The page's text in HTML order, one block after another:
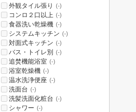
外観タイル張り (-)
コンロ２口以上 (-)
食器洗い乾燥機 (-)
システムキッチン (-)
対面式キッチン (-)
バス・トイレ別 (-)
追焚機能浴室 (-)
浴室乾燥機 (-)
温水洗浄便座 (-)
洗面台 (-)
洗髪洗面化粧台 (-)
シャワー (-)